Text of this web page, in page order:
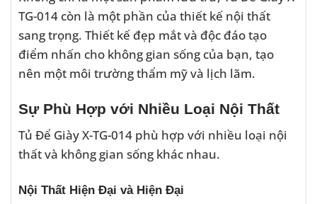
TG-014 còn là một phần của thiết kế nội thất
sang trọng. Thiết kế đẹp mắt và độc đáo tạo
điểm nhấn cho không gian sống của bạn, tạo
nên một môi trường thẩm mỹ và lịch lãm.
Sự Phù Hợp với Nhiều Loại Nội Thất
Tủ Để Giày X-TG-014 phù hợp với nhiều loại nội
thất và không gian sống khác nhau.
Nội Thất Hiện Đại và Hiện Đại